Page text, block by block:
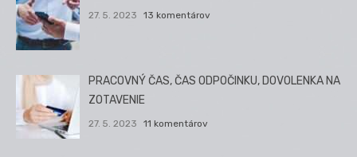
27. 5. 2023 13 komentárov
PRACOVNÝ ČAS, ČAS ODPOČINKU, DOVOLENKA NA
ZOTAVENIE
27. 5. 2023 11 komentárov